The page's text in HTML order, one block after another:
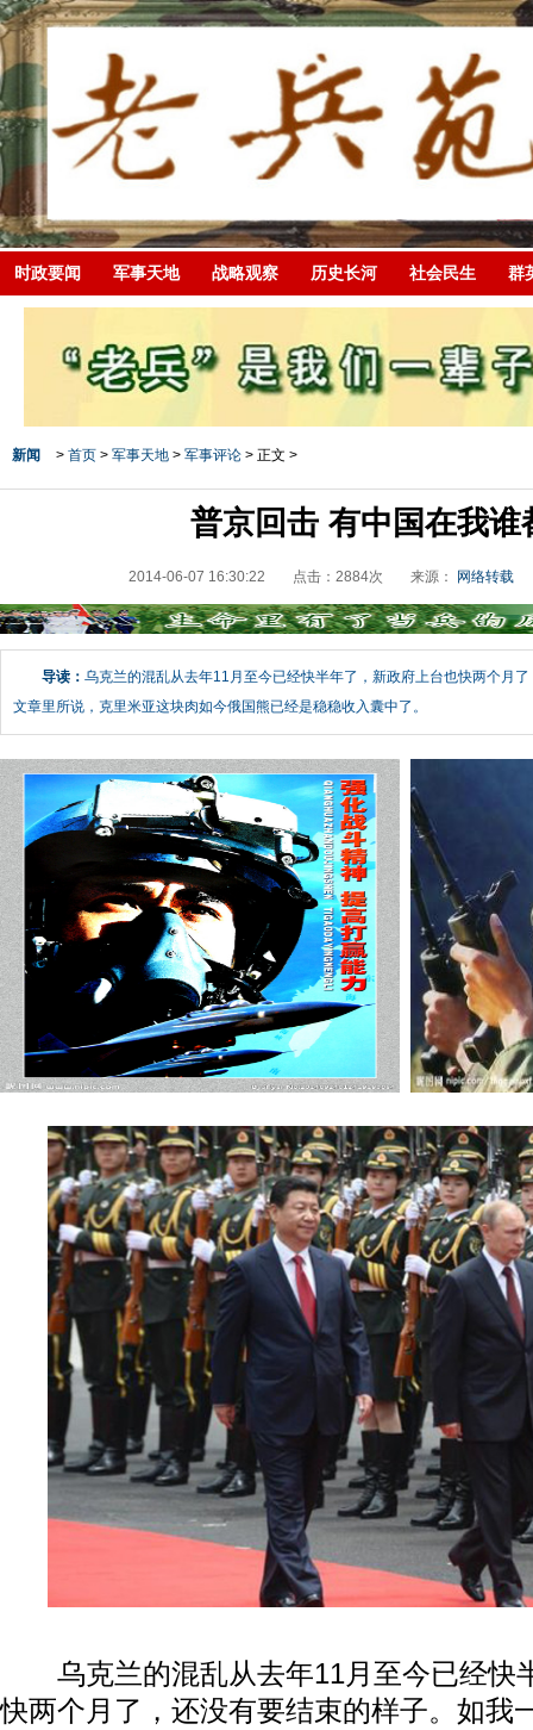
时政要闻 军事天地 战略观察 历史长河 社会民生 群
新闻 > 首页 > 军事天地 > 军事评论 > 正文 >
普京回击 有中国在我谁
2014-06-07 16:30:22 点击： 2884次 来源： 网络转载
导读： 乌克兰的混乱从去年11月至今已经快半年了，新政府上台也快两个月
文章里所说，克里米亚这块肉如今俄国熊已经是稳稳收入囊中了。
乌克兰的混乱从去年11月至今已经快
快两个月了，还没有要结束的样子。如我